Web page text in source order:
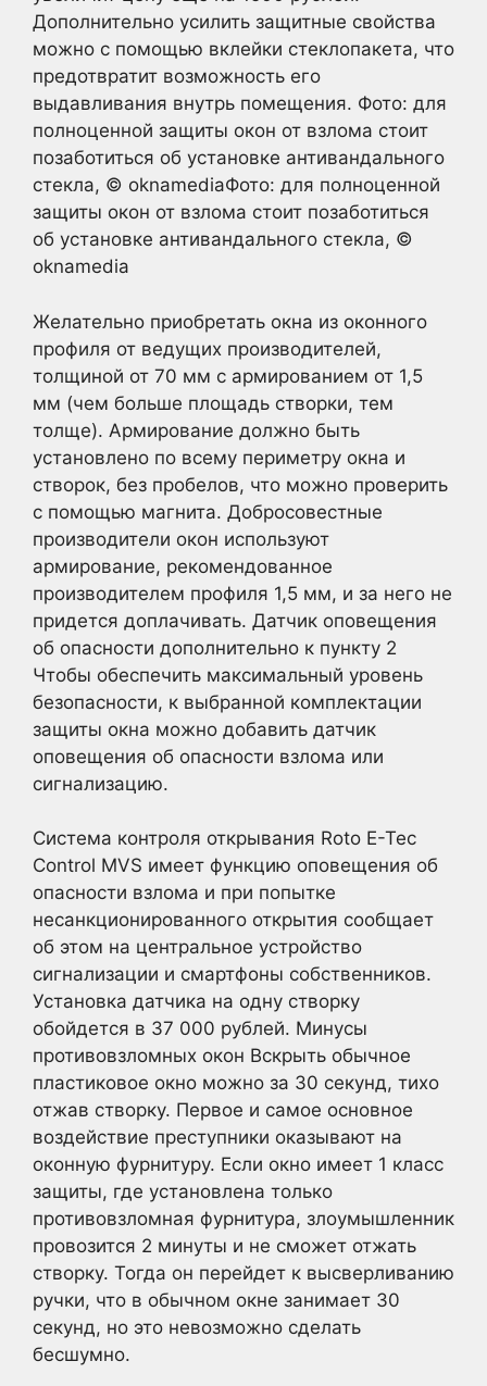
Дополнительно усилить защитные свойства
можно с помощью вклейки стеклопакета, что
предотвратит возможность его
выдавливания внутрь помещения. Фото: для
полноценной защиты окон от взлома стоит
позаботиться об установке антивандального
стекла, © oknamediaФото: для полноценной
защиты окон от взлома стоит позаботиться
об установке антивандального стекла, ©
oknamedia
Желательно приобретать окна из оконного
профиля от ведущих производителей,
толщиной от 70 мм с армированием от 1,5
мм (чем больше площадь створки, тем
толще). Армирование должно быть
установлено по всему периметру окна и
створок, без пробелов, что можно проверить
с помощью магнита. Добросовестные
производители окон используют
армирование, рекомендованное
производителем профиля 1,5 мм, и за него не
придется доплачивать. Датчик оповещения
об опасности дополнительно к пункту 2
Чтобы обеспечить максимальный уровень
безопасности, к выбранной комплектации
защиты окна можно добавить датчик
оповещения об опасности взлома или
сигнализацию.
Система контроля открывания Roto E-Tec
Control MVS имеет функцию оповещения об
опасности взлома и при попытке
несанкционированного открытия сообщает
об этом на центральное устройство
сигнализации и смартфоны собственников.
Установка датчика на одну створку
обойдется в 37 000 рублей. Минусы
противовзломных окон Вскрыть обычное
пластиковое окно можно за 30 секунд, тихо
отжав створку. Первое и самое основное
воздействие преступники оказывают на
оконную фурнитуру. Если окно имеет 1 класс
защиты, где установлена только
противовзломная фурнитура, злоумышленник
провозится 2 минуты и не сможет отжать
створку. Тогда он перейдет к высверливанию
ручки, что в обычном окне занимает 30
секунд, но это невозможно сделать
бесшумно.